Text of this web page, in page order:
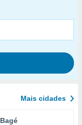
Mais cidades
Bagé